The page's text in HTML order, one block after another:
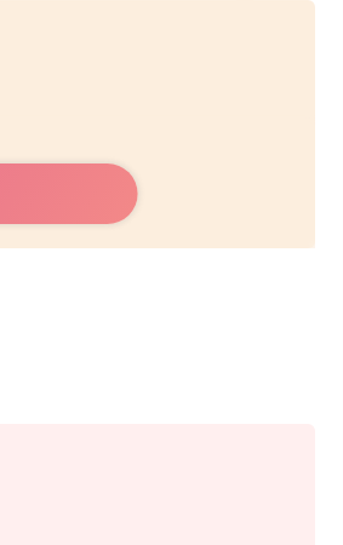
れるのであれば、様子をみてい